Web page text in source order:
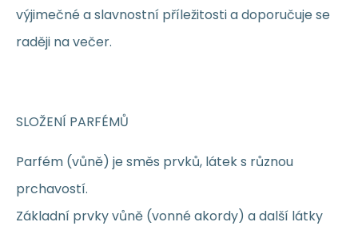
výjimečné a slavnostní příležitosti a doporučuje se
raději na večer.
SLOŽENÍ PARFÉMŮ
Parfém (vůně) je směs prvků, látek s různou
prchavostí.
Základní prvky vůně (vonné akordy) a další látky